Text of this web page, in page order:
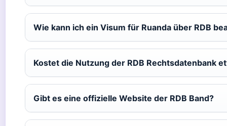
Wie kann ich ein Visum für Ruanda über RDB
Kostet die Nutzung der RDB Rechtsdatenbank
Gibt es eine offizielle Website der RDB Band?